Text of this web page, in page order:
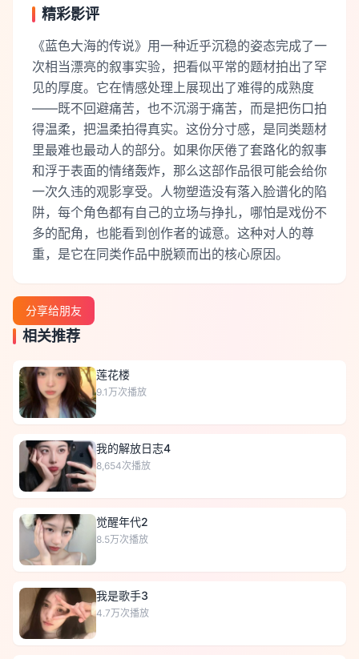
精彩影评
《蓝色大海的传说》用一种近乎沉稳的姿态完成了一
次相当漂亮的叙事实验，把看似平常的题材拍出了罕
见的厚度。它在情感处理上展现出了难得的成熟度
——既不回避痛苦，也不沉溺于痛苦，而是把伤口拍
得温柔，把温柔拍得真实。这份分寸感，是同类题材
里最难也最动人的部分。如果你厌倦了套路化的叙事
和浮于表面的情绪轰炸，那么这部作品很可能会给你
一次久违的观影享受。人物塑造没有落入脸谱化的陷
阱，每个角色都有自己的立场与挣扎，哪怕是戏份不
多的配角，也能看到创作者的诚意。这种对人的尊
重，是它在同类作品中脱颖而出的核心原因。
分享给朋友
相关推荐
莲花楼
9.1万次播放
我的解放日志4
8,654次播放
觉醒年代2
8.5万次播放
我是歌手3
4.7万次播放